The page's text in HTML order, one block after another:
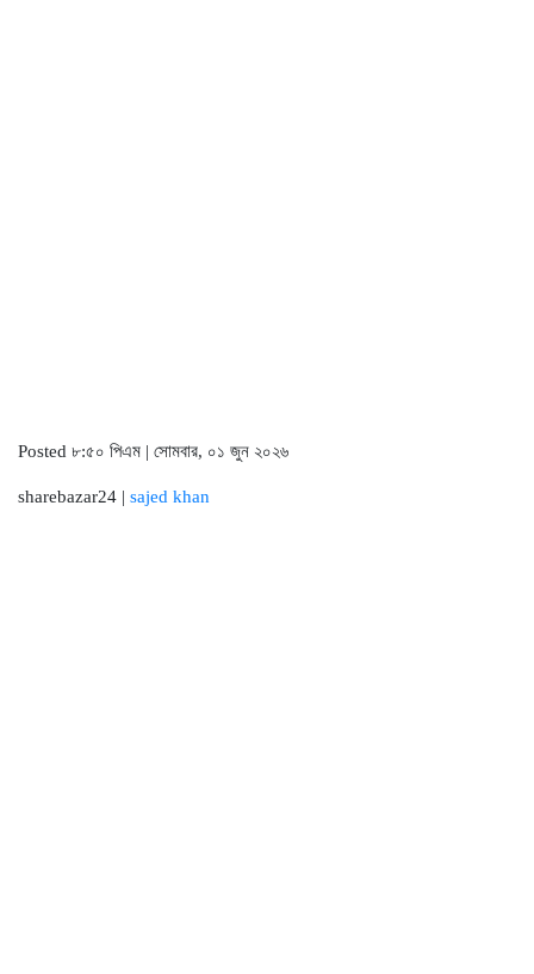
Posted ৮:৫০ পিএম | সোমবার, ০১ জুন ২০২৬
sharebazar24 | sajed khan